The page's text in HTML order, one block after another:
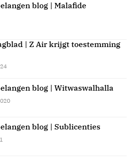
blog | Malafide
| Z Air krijgt toestemming
blog | Witwaswalhalla
blog | Sublicenties